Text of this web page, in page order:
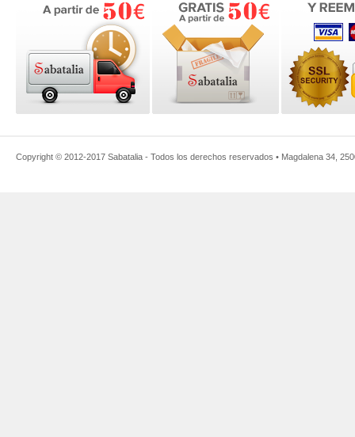
Copyright © 2012-2017 Sabatalia - Todos los derechos reservados • Magdalena 34